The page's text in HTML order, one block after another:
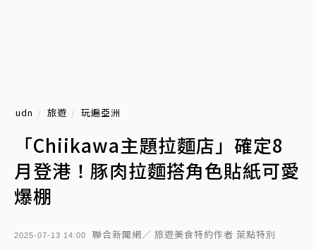
udn 旅遊 玩遍亞洲
「Chiikawa主題拉麵店」確定8
月登港！豚肉拉麵搭角色貼紙可愛
爆棚
2025-07-13 14:00 聯合新聞網／ 旅遊美食特約作者 萊點特別